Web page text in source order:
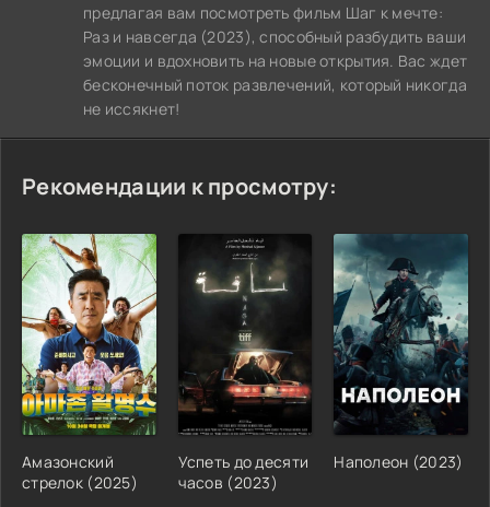
предлагая вам посмотреть фильм Шаг к мечте:
Раз и навсегда (2023), способный разбудить ваши
эмоции и вдохновить на новые открытия. Вас ждет
бесконечный поток развлечений, который никогда
не иссякнет!
Рекомендации к просмотру:
Амазонский
стрелок (2025)
Успеть до десяти
часов (2023)
Наполеон (2023)